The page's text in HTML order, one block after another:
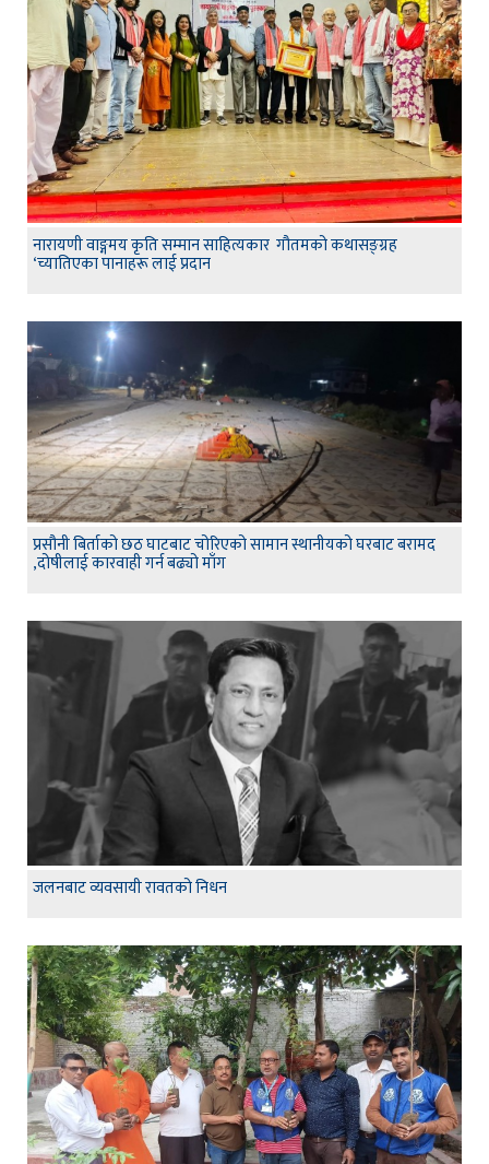
नारायणी वाङ्गमय कृति सम्मान साहित्यकार गौतमको कथासङ्ग्रह
‘च्यातिएका पानाहरू लाई प्रदान
प्रसौनी बिर्ताको छठ घाटबाट चोरिएको सामान स्थानीयको घरबाट बरामद
,दोषीलाई कारवाही गर्न बढ्यो माँग
जलनबाट व्यवसायी रावतको निधन